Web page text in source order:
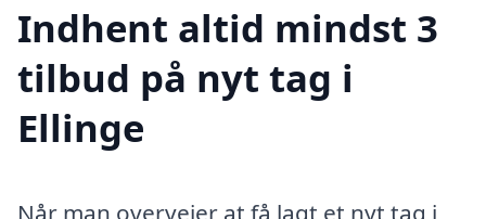
Indhent altid mindst 3
tilbud på nyt tag i
Ellinge
Når man overvejer at få lagt et nyt tag i